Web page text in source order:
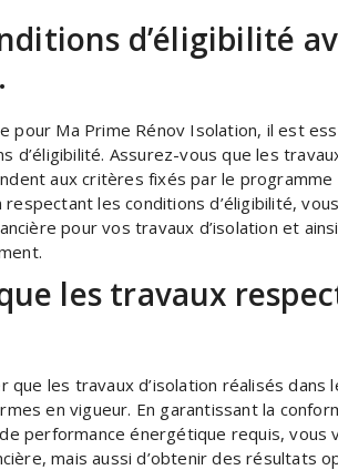
d’éligibilité
pour Ma Prime Rénov Isolation, il est
d’éligibilité. Assurez-vous que les
aux critères fixés par le
les conditions d’éligibilité,
pour vos travaux d’isolation et
les travaux
que les travaux d’isolation réalisés dans
en vigueur. En garantissant la
performance énergétique requis, vous
mais aussi d’obtenir des résultats